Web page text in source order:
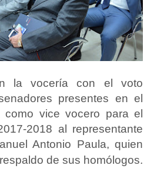
la vocería con el voto
presentes en el
como vice vocero para el
2018 al representante
Antonio Paula, quien
de sus homólogos.